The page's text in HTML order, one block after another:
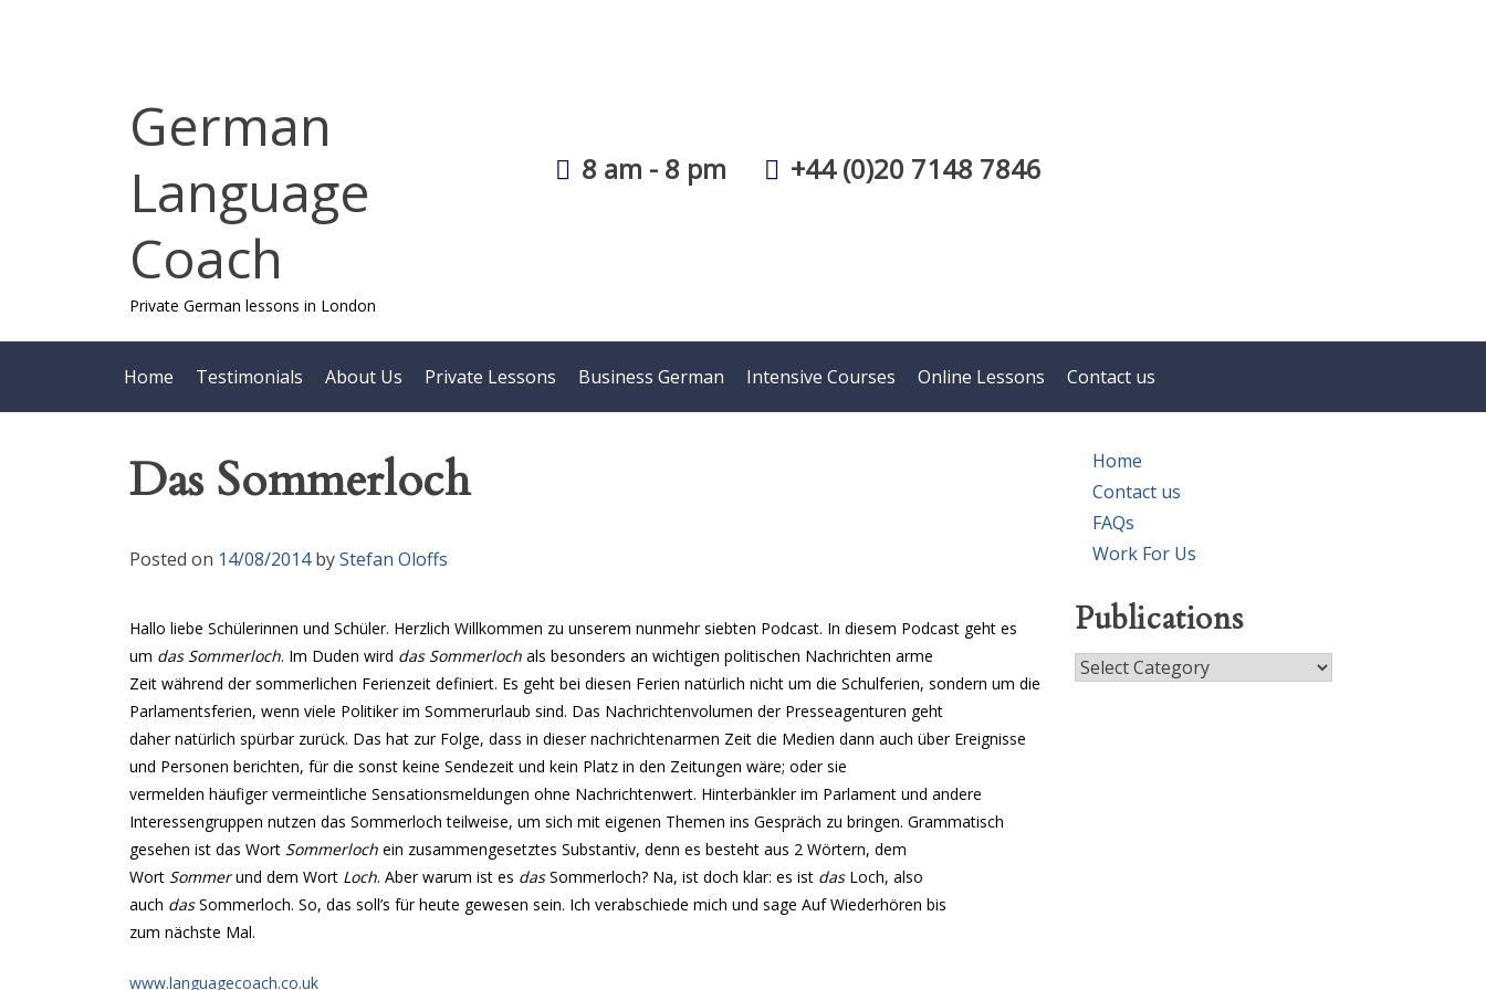
German
Language
Coach
Private German lessons in London
8 am - 8 pm +44 (0)20 7148 7846
Home Testimonials About Us Private Lessons Business German Intensive Courses Online Lessons Contact us
Das Sommerloch
Posted on 14/08/2014byStefan Oloffs
Hallo liebe Schülerinnen und Schüler. Herzlich Willkommen zu unserem nunmehr siebten Podcast. In diesem Podcast geht es
um das Sommerloch. Im Duden wird das Sommerloch als besonders an wichtigen politischen Nachrichten arme
Zeit während der sommerlichen Ferienzeit definiert. Es geht bei diesen Ferien natürlich nicht um die Schulferien, sondern um die
Parlamentsferien, wenn viele Politiker im Sommerurlaub sind. Das Nachrichtenvolumen der Presseagenturen geht
daher natürlich spürbar zurück. Das hat zur Folge, dass in dieser nachrichtenarmen Zeit die Medien dann auch über Ereignisse
und Personen berichten, für die sonst keine Sendezeit und kein Platz in den Zeitungen wäre; oder sie
vermelden häufiger vermeintliche Sensationsmeldungen ohne Nachrichtenwert. Hinterbänkler im Parlament und andere
Interessengruppen nutzen das Sommerloch teilweise, um sich mit eigenen Themen ins Gespräch zu bringen. Grammatisch
gesehen ist das Wort Sommerloch ein zusammengesetztes Substantiv, denn es besteht aus 2 Wörtern, dem
Wort Sommerund dem Wort Loch. Aber warum ist es dasSommerloch? Na, ist doch klar: es ist dasLoch, also
auch dasSommerloch. So, das soll’s für heute gewesen sein. Ich verabschiede mich und sage Auf Wiederhören bis
zum nächste Mal.
www.languagecoach.co.uk
Home
Contact us
FAQs
Work For Us
Publications
Publications